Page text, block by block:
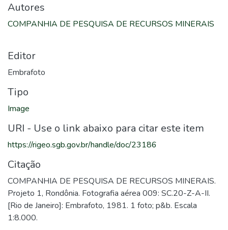
Autores
COMPANHIA DE PESQUISA DE RECURSOS MINERAIS
Editor
Embrafoto
Tipo
Image
URI - Use o link abaixo para citar este item
https://rigeo.sgb.gov.br/handle/doc/23186
Citação
COMPANHIA DE PESQUISA DE RECURSOS MINERAIS.
Projeto 1, Rondônia. Fotografia aérea 009: SC.20-Z-A-II.
[Rio de Janeiro]: Embrafoto, 1981. 1 foto; p&b. Escala
1:8.000.